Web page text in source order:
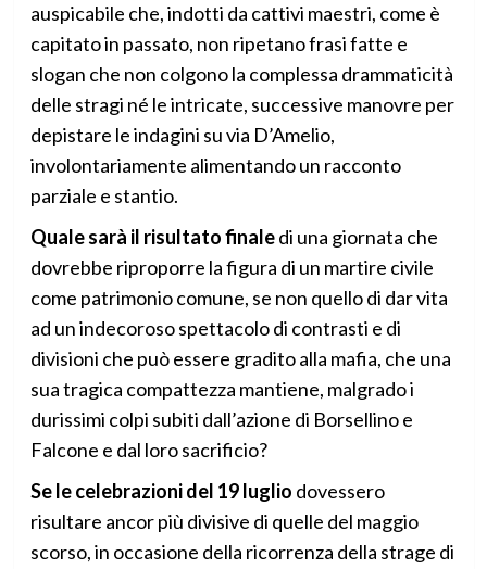
auspicabile che, indotti da cattivi maestri, come è
capitato in passato, non ripetano frasi fatte e
slogan che non colgono la complessa drammaticità
delle stragi né le intricate, successive manovre per
depistare le indagini su via D’Amelio,
involontariamente alimentando un racconto
parziale e stantio.
Quale sarà il risultato finaledi una giornata che
dovrebbe riproporre la figura di un martire civile
come patrimonio comune, se non quello di dar vita
ad un indecoroso spettacolo di contrasti e di
divisioni che può essere gradito alla mafia, che una
sua tragica compattezza mantiene, malgrado i
durissimi colpi subiti dall’azione di Borsellino e
Falcone e dal loro sacrificio?
Se le celebrazioni del 19 luglio dovessero
risultare ancor più divisive di quelle del maggio
scorso, in occasione della ricorrenza della strage di